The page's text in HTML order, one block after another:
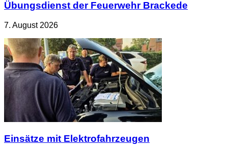
Übungsdienst der Feuerwehr Brackede
7. August 2026
Einsätze mit Elektrofahrzeugen